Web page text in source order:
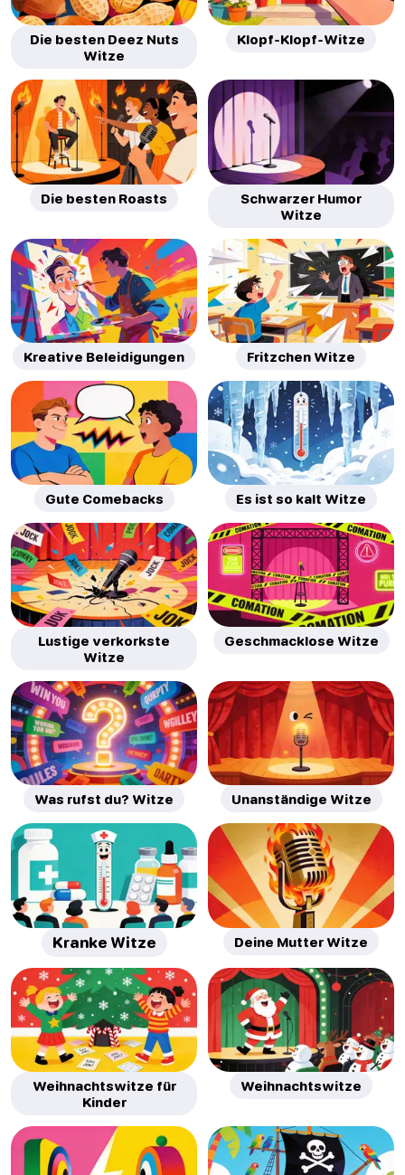
Die besten Deez Nuts
Witze
Klopf-Klopf-Witze
Die besten Roasts
Schwarzer Humor
Witze
Kreative Beleidigungen Fritzchen Witze
Gute Comebacks Es ist so kalt Witze
Lustige verkorkste
Witze
Geschmacklose Witze
Was rufst du? Witze Unanständige Witze
Kranke Witze Deine Mutter Witze
Weihnachtswitze für
Kinder
Weihnachtswitze